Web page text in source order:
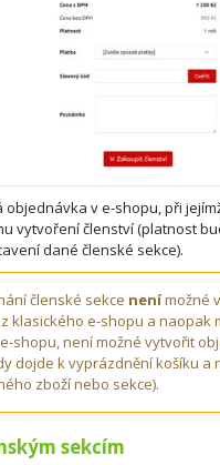
objednávka v e-shopu, při
vytvoření členství (platnost
dané členské sekce).
členské sekce nenímožné
klasického e-shopu a naopak
shopu, není možné vytvořit
dojde k vyprázdnění košíku a
zboží nebo sekce).
sekcím